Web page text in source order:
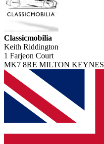
Classicmobilia
Keith Riddington
1 Farjeon Court
MK7 8RE MILTON KEYNES